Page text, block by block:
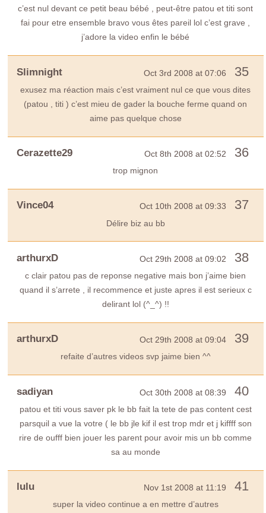
c’est nul devant ce petit beau bébé , peut-être patou et titi sont
fai pour etre ensemble bravo vous êtes pareil lol c’est grave ,
j’adore la video enfin le bébé
Slimnight Oct 3rd 2008 at 07:06 35
exusez ma réaction mais c’est vraiment nul ce que vous dites
(patou , titi ) c’est mieu de gader la bouche ferme quand on
aime pas quelque chose
Cerazette29 Oct 8th 2008 at 02:52 36
trop mignon
Vince04 Oct 10th 2008 at 09:33 37
Délire biz au bb
arthurxD Oct 29th 2008 at 09:02 38
c clair patou pas de reponse negative mais bon j’aime bien
quand il s’arrete , il recommence et juste apres il est serieux c
delirant lol (^_^) !!
arthurxD Oct 29th 2008 at 09:04 39
refaite d’autres videos svp jaime bien ^^
sadiyan Oct 30th 2008 at 08:39 40
patou et titi vous saver pk le bb fait la tete de pas content cest
parsquil a vue la votre ( le bb jle kif il est trop mdr et j kiffff son
rire de oufff bien jouer les parent pour avoir mis un bb comme
sa au monde
lulu Nov 1st 2008 at 11:19 41
super la video continue a en mettre d’autres